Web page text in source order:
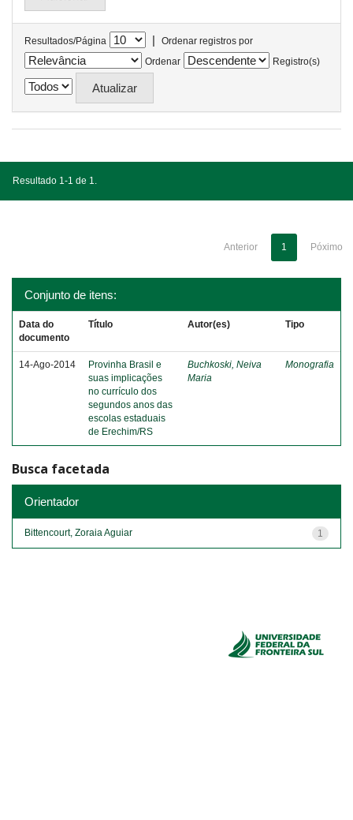
Resultados/Página |
Ordenar registros por
Ordenar
Registro(s)
Resultado 1-1 de 1.
Anterior 1 Póximo
Conjunto de itens:
Data do
documento
Título Autor(es) Tipo
14-Ago-2014
Provinha Brasil e
suas implicações
no currículo dos
segundos anos das
escolas estaduais
de Erechim/RS
Buchkoski, Neiva
Maria
Monografia
Busca facetada
Orientador
1
Bittencourt, Zoraia Aguiar